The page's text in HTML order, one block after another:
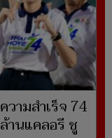
วามสำเร็จ 74
านแคลอรี ชู